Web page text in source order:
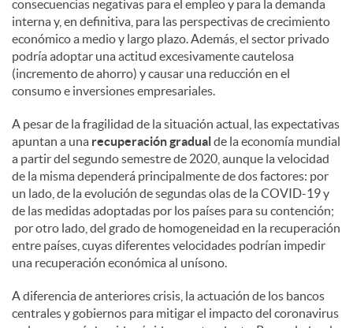
consecuencias negativas para el empleo y para la demanda
interna y, en definitiva, para las perspectivas de crecimiento
económico a medio y largo plazo. Además, el sector privado
podría adoptar una actitud excesivamente cautelosa
(incremento de ahorro) y causar una reducción en el
consumo e inversiones empresariales.
A pesar de la fragilidad de la situación actual, las expectativas
apuntan a una recuperación gradualde la economía mundial
a partir del segundo semestre de 2020, aunque la velocidad
de la misma dependerá principalmente de dos factores: por
un lado, de la evolución de segundas olas de la COVID-19 y
de las medidas adoptadas por los países para su contención;
por otro lado, del grado de homogeneidad en la recuperación
entre países, cuyas diferentes velocidades podrían impedir
una recuperación económica al unísono.
A diferencia de anteriores crisis, la actuación de los bancos
centrales y gobiernos para mitigar el impacto del coronavirus